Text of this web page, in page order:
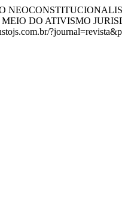
O
DO ATIVISMO